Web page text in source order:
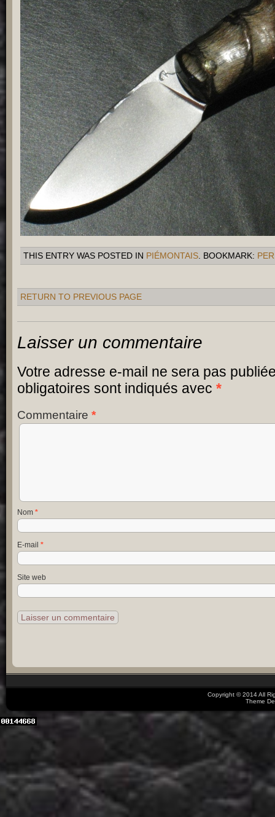
THIS ENTRY WAS POSTED IN PIÉMONTAIS. BOOKMARK:
RETURN TO PREVIOUS PAGE
Laisser un commentaire
Votre adresse e-mail ne sera pas
obligatoires sont indiqués avec *
Commentaire *
Nom *
E-mail *
Site web
Copyright © 2014 All
Theme